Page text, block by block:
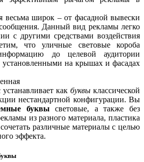
весьма широк – от фасадной вывески
Данный вид рекламы легко
с другими средствами воздействия
что уличные световые короба
до целевой аудитории
установленными на крышах и фасадах
как буквы классической
нестандартной конфигурации. Вы
буквы световые, а также без
из разного материала, пластика
различные материалы с целью
эффекта.